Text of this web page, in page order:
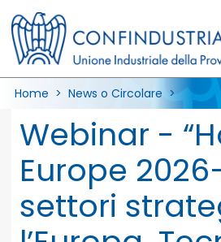
Home > News o Circolare >
Webinar -
Europe
settori